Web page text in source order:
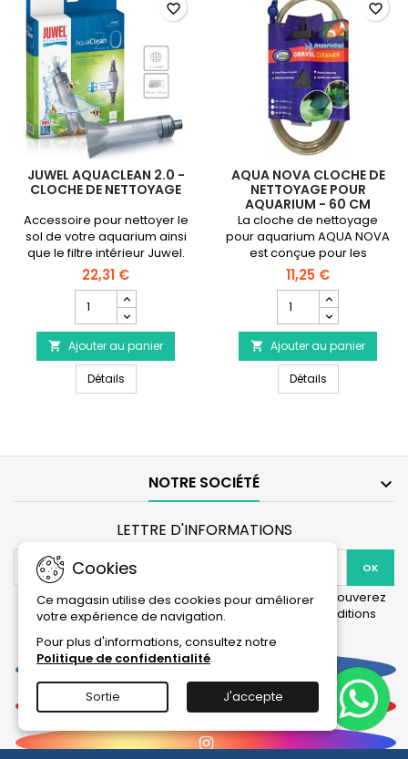
JUWEL AQUACLEAN 2.0 -
CLOCHE DE NETTOYAGE
Accessoire pour nettoyer le
sol de votre aquarium ainsi
que le filtre intérieur Juwel.
22,31 €
quantité
du
produit
JUWEL
AquaClean
2.0
nettoyage
 Ajouter au panier
DétailsJUWEL AquaClean 2.0 - Cloche de nettoyage
favorite_border
AQUA NOVA CLOCHE DE
NETTOYAGE POUR
AQUARIUM - 60 CM
La cloche de nettoyage
pour aquarium AQUA NOVA
est conçue pour les
changements d’eau et le
nettoyage des fonds
d’aquarium, grâce à sa
cloche en plastique
triangulaire d'une longueur
de 60cm.
11,25 €
quantité
du
produit
AQUA
NOVA
Cloche
aquarium
 Ajouter au panier
DétailsAQUA NOVA
favorite_border
NOTRE SOCIÉTÉ 
Cookies
Ce magasin utilise des cookies pour améliorer
votre expérience de navigation.
Pour plus d'informations, consultez notre
Politique de confidentialité.
Sortie J'accepte
LETTRE D'INFORMATIONS
Vous pouvez vous désinscrire à tout moment. Vous trouverez
pour cela nos informations de contact dans les conditions
Facebook
YouTube
Instagram